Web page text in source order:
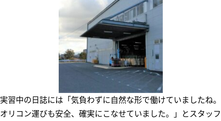
実習中の日誌には「気負わずに自然な形で働けていましたね。
オリコン運びも安全、確実にこなせていました。」とスタッフ